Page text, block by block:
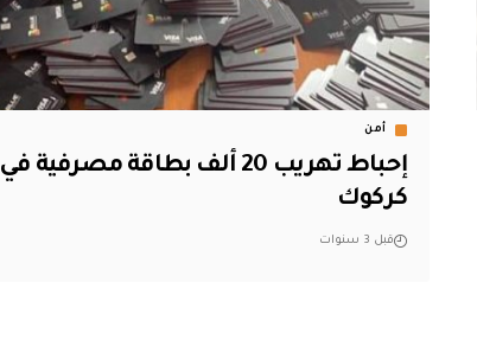
أمن
إحباط تهريب 20 ألف بطاقة مصرفية في
كركوك
قبل 3 سنوات